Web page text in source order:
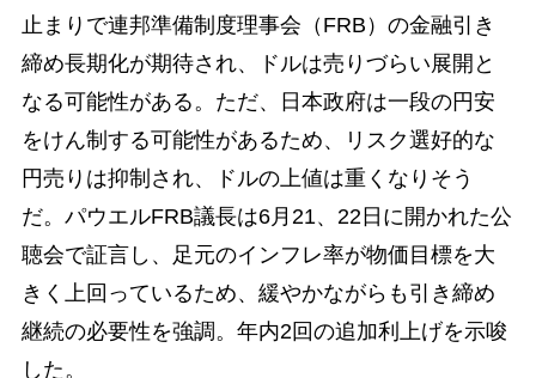
止まりで連邦準備制度理事会（FRB）の金融引き
締め長期化が期待され、ドルは売りづらい展開と
なる可能性がある。ただ、日本政府は一段の円安
をけん制する可能性があるため、リスク選好的な
円売りは抑制され、ドルの上値は重くなりそう
だ。パウエルFRB議長は6月21、22日に開かれた公
聴会で証言し、足元のインフレ率が物価目標を大
きく上回っているため、緩やかながらも引き締め
継続の必要性を強調。年内2回の追加利上げを示唆
した。